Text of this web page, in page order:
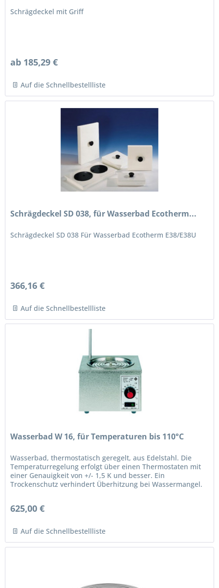
Schrägdeckel mit Griff
ab 185,29 €
Auf die Schnellbestellliste
Schrägdeckel SD 038, für Wasserbad Ecotherm...
Schrägdeckel SD 038 Für Wasserbad Ecotherm E38/E38U
366,16 €
Auf die Schnellbestellliste
Wasserbad W 16, für Temperaturen bis 110°C
Wasserbad, thermostatisch geregelt, aus Edelstahl. Die
Temperaturregelung erfolgt über einen Thermostaten mit
einer Genauigkeit von +/- 1,5 K und besser. Ein
Trockenschutz verhindert Überhitzung bei Wassermangel.
625,00 €
Auf die Schnellbestellliste